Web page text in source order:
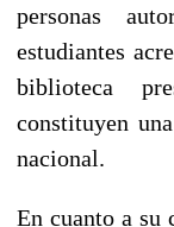
personas
estudiantes
biblioteca
constituyen
nacional.
En cuanto a su